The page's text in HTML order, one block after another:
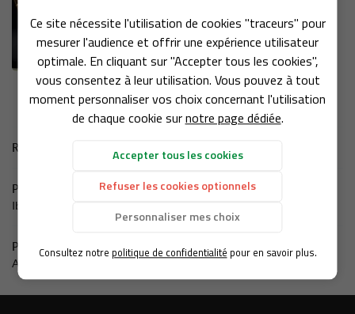
Ce site nécessite l'utilisation de cookies "traceurs" pour
mesurer l'audience et offrir une expérience utilisateur
optimale. En cliquant sur "Accepter tous les cookies",
vous consentez à leur utilisation. Vous pouvez à tout
moment personnaliser vos choix concernant l'utilisation
de chaque cookie surnotre page dédiée.
Accepter tous les cookies
Refuser les cookies optionnels
Personnaliser mes choix
Consultez notre politique de confidentialité pour en savoir plus.
ACCUEIL
ATELIER
DE MUSIQUE
ACTUALITÉS
CONTACT
02 76 12 44
INSCRIPTION
Retour aux produits
Produit précédent
Iberia C5-CE BK
Produit suivant
Acus One For string 6T Wood